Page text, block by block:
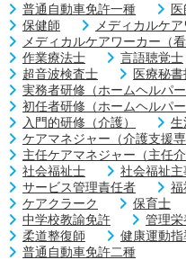
普通自動車免許一種
保健師
メディカルケ
メディカルケアワーカー（
作業療法士
言語聴覚士
超音波検査士
医療秘
実務者研修（ホームヘルパー
初任者研修（ホームヘルパー
入門的研修（介護）
生
ケアマネジャー（介護支援専
主任ケアマネジャー（主任介
社会福祉士
社会福祉主
サービス管理責任者
福
ケアクラーク
保育士
中学校教諭免許
管理栄
柔道整復師
健康運動指
普通自動車免許二種